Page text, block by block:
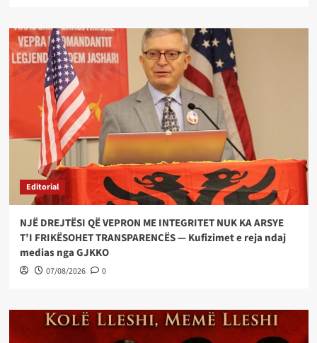
Editorial
NJË DREJTËSI QË VEPRON ME INTEGRITET NUK KA ARSYE
T’I FRIKËSOHET TRANSPARENCËS — Kufizimet e reja ndaj
medias nga GJKKO
07/08/2026 0